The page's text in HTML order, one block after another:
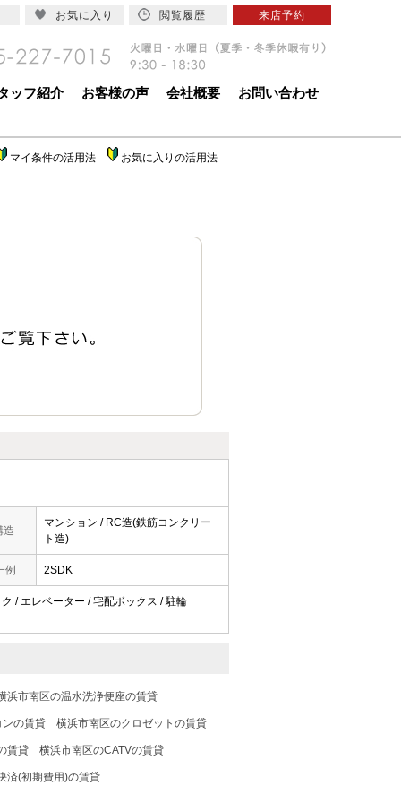
ッフ紹介 お客様の声 会社概要 お問い合わせ
マイ条件の活用法 お気に入りの活用法
造
マンション / RC造(鉄筋コンクリー
ト造)
例 2SDK
/ エレベーター / 宅配ボックス / 駐輪
浜市南区の温水洗浄便座の賃貸
ンの賃貸 横浜市南区のクロゼットの賃貸
賃貸 横浜市南区のCATVの賃貸
済(初期費用)の賃貸
お気に入り 閲覧履歴 来店予約